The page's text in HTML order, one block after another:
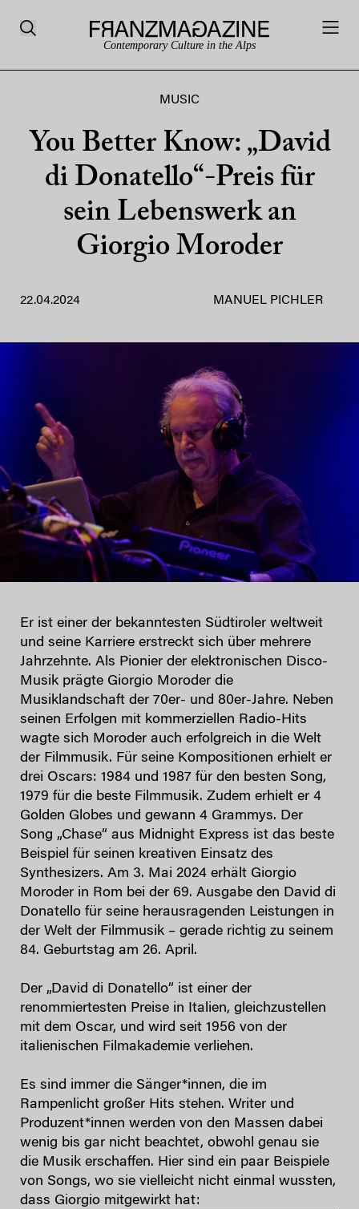
Contemporary Culture in the Alps
MUSIC
You Better Know: „David
di Donatello“-Preis für
sein Lebenswerk an
Giorgio Moroder
22.04.2024 MANUEL PICHLER
Er ist einer der bekanntesten Südtiroler weltweit
und seine Karriere erstreckt sich über mehrere
Jahrzehnte. Als Pionier der elektronischen Disco-
Musik prägte Giorgio Moroder die
Musiklandschaft der 70er- und 80er-Jahre. Neben
seinen Erfolgen mit kommerziellen Radio-Hits
wagte sich Moroder auch erfolgreich in die Welt
der Filmmusik. Für seine Kompositionen erhielt er
drei Oscars: 1984 und 1987 für den besten Song,
1979 für die beste Filmmusik. Zudem erhielt er 4
Golden Globes und gewann 4 Grammys. Der
Song „Chase“ aus Midnight Express ist das beste
Beispiel für seinen kreativen Einsatz des
Synthesizers. Am 3. Mai 2024 erhält Giorgio
Moroder in Rom bei der 69. Ausgabe den David di
Donatello für seine herausragenden Leistungen in
der Welt der Filmmusik – gerade richtig zu seinem
84. Geburtstag am 26. April.
Der „David di Donatello“ ist einer der
renommiertesten Preise in Italien, gleichzustellen
mit dem Oscar, und wird seit 1956 von der
italienischen Filmakademie verliehen.
Es sind immer die Sänger*innen, die im
Rampenlicht großer Hits stehen. Writer und
Produzent*innen werden von den Massen dabei
wenig bis gar nicht beachtet, obwohl genau sie
die Musik erschaffen. Hier sind ein paar Beispiele
von Songs, wo sie vielleicht nicht einmal wussten,
dass Giorgio mitgewirkt hat: